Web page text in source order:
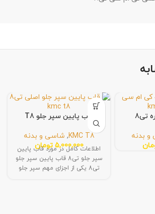
تی8
بدنه
قاب پایین سپر جلو T8
KMC T8
, شاسی و بدنه
5,000,000 تومان
اطلاعات کامل در مورد قاب پایین
سپر جلو تی8 قاب پایین سپر جلو
تی8 یکی از اجزای مهم سپر جلو